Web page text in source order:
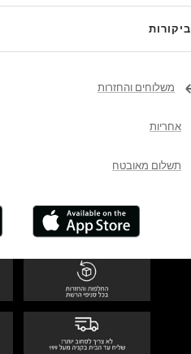
ביקורות
משלוחים והחזרות
אחריות
תשלום מאובטח